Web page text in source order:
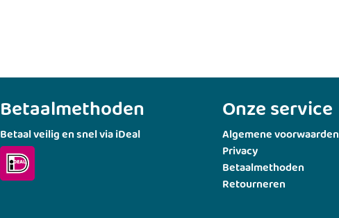
Betaalmethoden
Betaal veilig en snel via iDeal
Onze service
Algemene voorwaarden
Privacy
Betaalmethoden
Retourneren